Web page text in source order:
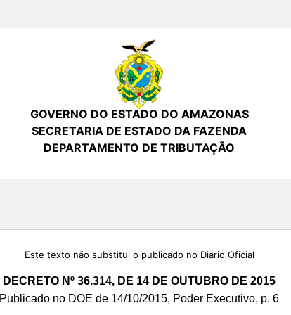
GOVERNO DO ESTADO DO AMAZONAS
SECRETARIA DE ESTADO DA FAZENDA
DEPARTAMENTO DE TRIBUTAÇÃO
Este texto não substitui o publicado no Diário Oficial
DECRETO Nº 36.314, DE 14 DE OUTUBRO DE 2015
Publicado no DOE de 14/10/2015, Poder Executivo, p. 6